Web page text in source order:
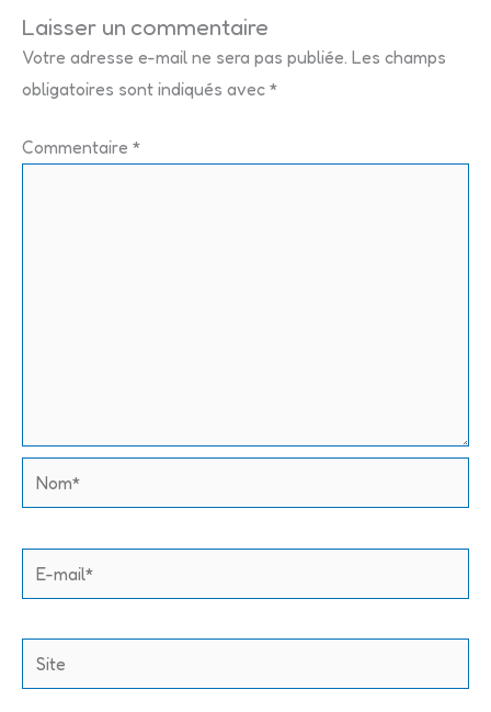
Laisser un commentaire
Votre adresse e-mail ne sera pas publiée. Les champs
obligatoires sont indiqués avec *
Commentaire *
Nom*
E-
mail*
Site